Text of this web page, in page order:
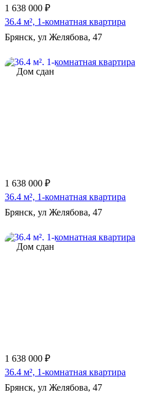
1 638 000 ₽
36.4 м², 1-комнатная квартира
Брянск, ул Желябова, 47
Дом сдан
1 638 000 ₽
36.4 м², 1-комнатная квартира
Брянск, ул Желябова, 47
Дом сдан
1 638 000 ₽
36.4 м², 1-комнатная квартира
Брянск, ул Желябова, 47